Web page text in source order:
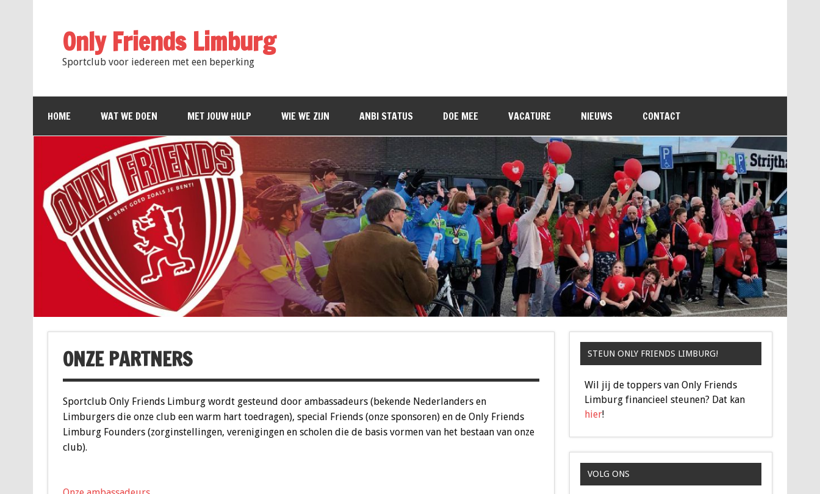
Only Friends Limburg
Sportclub voor iedereen met een beperking
HOME WAT WE DOEN MET JOUW HULP WIE WE ZIJN ANBI STATUS DOE MEE VACATURE NIEUWS CONTACT
ONZE PARTNERS
Sportclub Only Friends Limburg wordt gesteund door ambassadeurs (bekende Nederlanders en
Limburgers die onze club een warm hart toedragen), special Friends (onze sponsoren) en de Only Friends
Limburg Founders (zorginstellingen, verenigingen en scholen die de basis vormen van het bestaan van onze
club).
STEUN ONLY FRIENDS LIMBURG!
Wil jij de toppers van Only Friends
Limburg financieel steunen? Dat kan
hier!
VOLG ONS